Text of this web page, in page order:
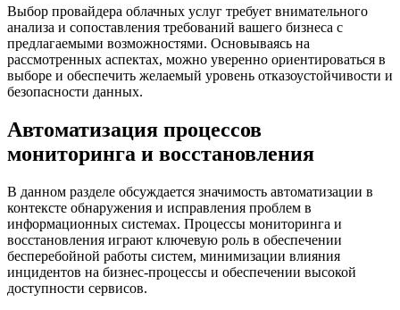
Выбор провайдера облачных услуг требует внимательного
анализа и сопоставления требований вашего бизнеса с
предлагаемыми возможностями. Основываясь на
рассмотренных аспектах, можно уверенно ориентироваться в
выборе и обеспечить желаемый уровень отказоустойчивости и
безопасности данных.
Автоматизация процессов
мониторинга и восстановления
В данном разделе обсуждается значимость автоматизации в
контексте обнаружения и исправления проблем в
информационных системах. Процессы мониторинга и
восстановления играют ключевую роль в обеспечении
бесперебойной работы систем, минимизации влияния
инцидентов на бизнес-процессы и обеспечении высокой
доступности сервисов.